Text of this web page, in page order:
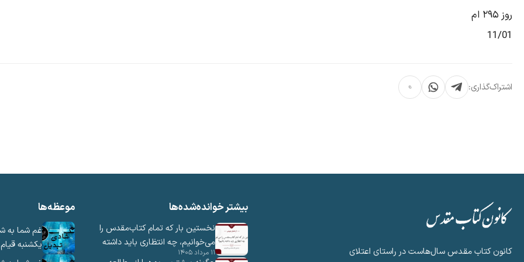
روز ۲۹۵ ام
11/01
اشتراک‌گذاری:
کانون کتاب مقدس سال‌هاست در راستای اعتلای
بیشتر خوانده‌شده‌ها
نخستین بار که تمام کتاب‌مقدس را
می‌خوانیم، چه انتظاری باید داشته
باشیم؟
۱۱ مرداد ۱۴۰۵
موعظه‌ها
غم شما به
یکشنبه
بدنبالش